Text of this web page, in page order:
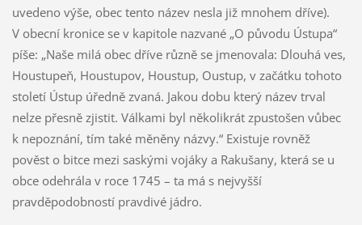
uvedeno výše, obec tento název nesla již mnohem dříve).
V obecní kronice se v kapitole nazvané „O původu Ústupa“
píše: „Naše milá obec dříve různě se jmenovala: Dlouhá ves,
Houstupeň, Houstupov, Houstup, Oustup, v začátku tohoto
století Ústup úředně zvaná. Jakou dobu který název trval
nelze přesně zjistit. Válkami byl několikrát zpustošen vůbec
k nepoznání, tím také měněny názvy.“ Existuje rovněž
pověst o bitce mezi saskými vojáky a Rakušany, která se u
obce odehrála v roce 1745 – ta má s nejvyšší
pravděpodobností pravdivé jádro.